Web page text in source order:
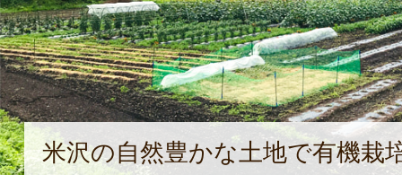
米沢の自然豊かな土地で有機栽